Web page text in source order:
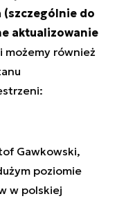
do
aktualizowanie
możemy również
Gawkowski,
poziomie
w polskiej